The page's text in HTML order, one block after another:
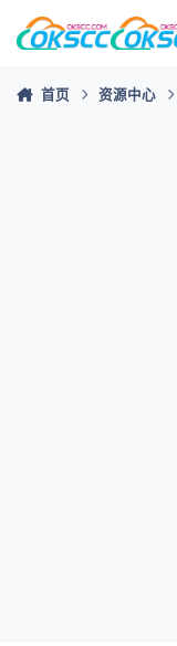
跳转到帖子
首页 资源中心